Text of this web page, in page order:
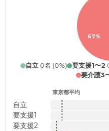
67%
自立0名 (0%) 要支援1〜2
要介護3
東京都平均
自立
要支援1
要支援2